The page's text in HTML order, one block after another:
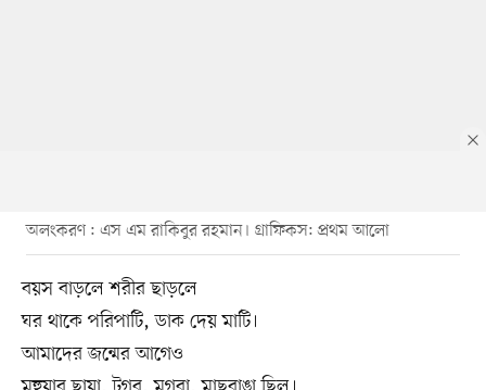
অলংকরণ : এস এম রাকিবুর রহমান। গ্রাফিকস: প্রথম আলো
বয়স বাড়লে শরীর ছাড়লে
ঘর থাকে পরিপাটি, ডাক দেয় মাটি।
আমাদের জন্মের আগেও